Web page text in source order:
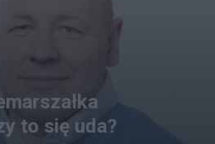
to się uda?